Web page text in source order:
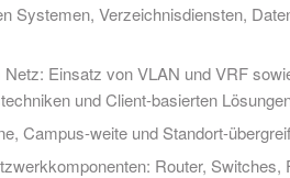
Systemen, Verzeichnisdiensten,
Netz: Einsatz von VLAN und VRF
und Client-basierten
Campus-weite und Standort-
Router, Switches,